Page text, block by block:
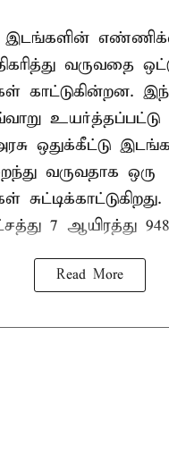
இடங்களின்
வருவதை
காட்டுகின்றன.
உயர்த்தப்பட்டு
ஒதுக்கீட்டு
வருவதாக ஒரு
7 ஆயிரத்து 948
Read More